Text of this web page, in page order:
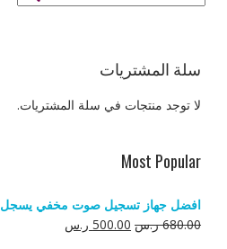
سلة المشتريات
لا توجد منتجات في سلة المشتريات.
Most Popular
افضل جهاز تسجيل صوت مخفي يسجل 20 يوم متواصلة.
680.00 ر.س السعر
500.00 ر.سالسعر